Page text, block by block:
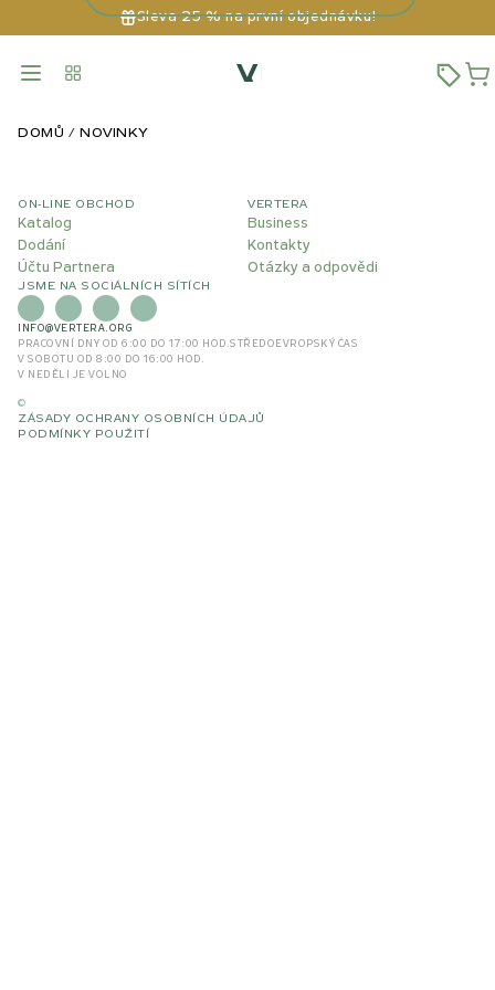
Sleva 25 % na první objednávku!
DOMŮ NOVINKY
ON-LINE OBCHOD
Katalog
Dodání
Účtu Partnera
VERTERA
Business
Kontakty
Otázky a odpovědi
JSME NA SOCIÁLNÍCH SÍTÍCH
INFO@VERTERA.ORG
PRACOVNÍ DNY OD 6:00 DO 17:00 HOD.STŘEDOEVROPSKÝ ČAS
V SOBOTU OD 8:00 DO 16:00 HOD.
V NEDĚLI JE VOLNO
©
ZÁSADY OCHRANY OSOBNÍCH ÚDAJŮ
PODMÍNKY POUŽITÍ